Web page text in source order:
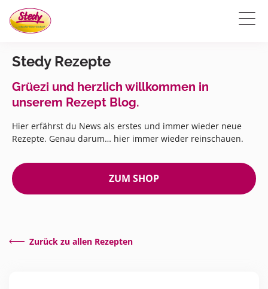
Stedy Rezepte
Grüezi und herzlich willkommen in
unserem Rezept Blog.
Hier erfährst du News als erstes und immer wieder neue
Rezepte. Genau darum… hier immer wieder reinschauen.
ZUM SHOP
Zurück zu allen Rezepten